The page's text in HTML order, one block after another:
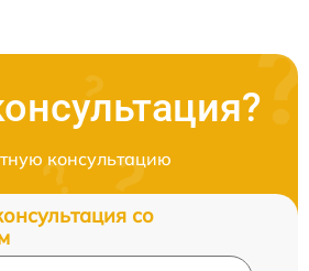
консультацию
со